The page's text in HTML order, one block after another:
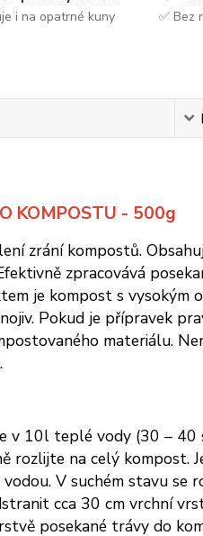
i na opatrné kuny
✅ Bez
KOMPOSTU - 500g
zrání kompostů.
zpracovává
je kompost s vysokým
Pokud je přípravek
materiálu.
v 10l teplé vody (30 –
rozlijte na celý
V suchém stavu se
cca 30 cm vrchní
posekané trávy do